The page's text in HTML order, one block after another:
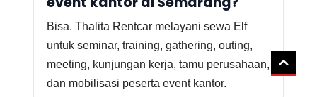
Bisa. Thalita Rentcar melayani sewa Elf
untuk seminar, training, gathering, outing,
meeting, kunjungan kerja, tamu perusahaan,
dan mobilisasi peserta event kantor.